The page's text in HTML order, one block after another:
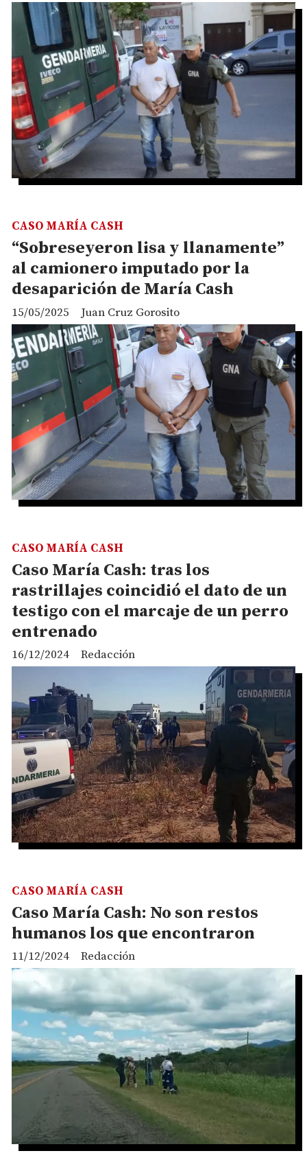
“Sobreseyeron lisa y llanamente”
al camionero imputado por la
desaparición de María Cash
Juan Cruz Gorosito
CASO MARÍA CASH
15/05/2025
Caso María Cash: tras los
rastrillajes coincidió el dato de un
testigo con el marcaje de un perro
entrenado
Redacción
CASO MARÍA CASH
16/12/2024
Caso María Cash: No son restos
humanos los que encontraron
Redacción
CASO MARÍA CASH
11/12/2024